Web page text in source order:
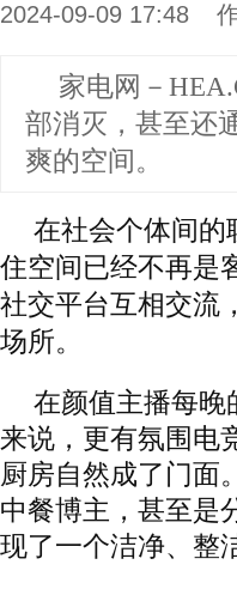
2024-09-09 17:48
家电网－
部消灭，甚至还
爽的空间。
在社会个体间的
住空间已经不再是
社交平台互相交流
场所。
在颜值主播每晚
来说，更有氛围电
厨房自然成了门面
中餐博主，甚至是
现了一个洁净、整